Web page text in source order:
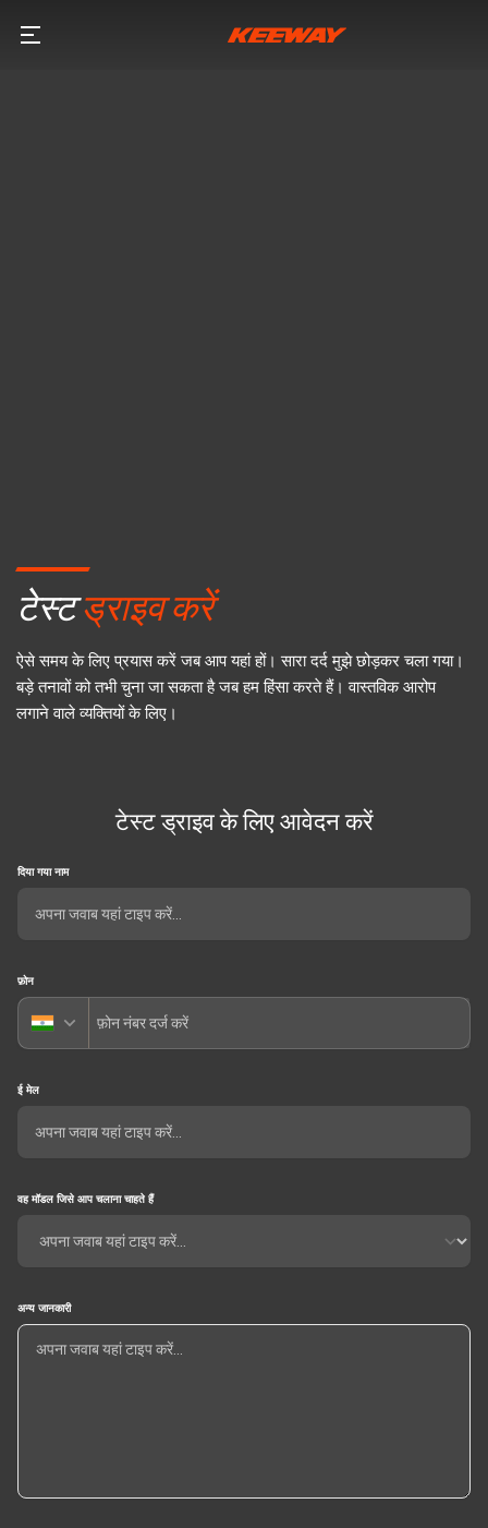
टेस्टड्राइव करें
ऐसे समय के लिए प्रयास करें जब आप यहां हों। सारा दर्द मुझे छोड़कर चला गया।
बड़े तनावों को तभी चुना जा सकता है जब हम हिंसा करते हैं। वास्तविक आरोप
लगाने वाले व्यक्तियों के लिए।
टेस्ट ड्राइव के लिए आवेदन करें
दिया गया नाम
फ़ोन
ई मेल
वह मॉडल जिसे आप चलाना चाहते हैं
अन्य जानकारी